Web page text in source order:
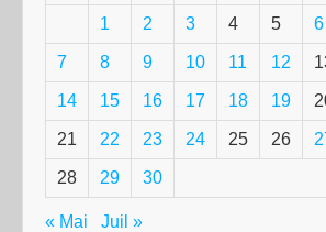
1 2 3 4 5 6
7 8 9 10 11 12
14 15 16 17 18 19
21 22 23 24 25 26
28 29 30
« Mai Juil »